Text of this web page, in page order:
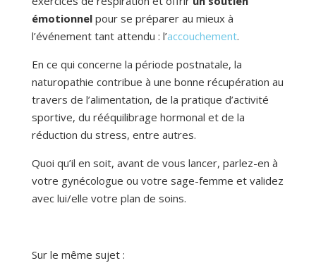
émotionnelpour se préparer au mieux à
l’événement tant attendu : l’accouchement.
En ce qui concerne la période postnatale, la
naturopathie contribue à une bonne récupération au
travers de l’alimentation, de la pratique d’activité
sportive, du rééquilibrage hormonal et de la
réduction du stress, entre autres.
Quoi qu’il en soit, avant de vous lancer, parlez-en à
votre gynécologue ou votre sage-femme et validez
avec lui/elle votre plan de soins.
Sur le même sujet :